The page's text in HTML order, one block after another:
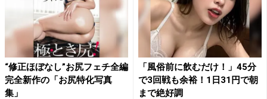
“修正ほぼなし”お尻フェチ全編
完全新作の「お尻特化写真
集」
「風俗前に飲むだけ！」45分
で3回戦も余裕！1日31円で朝
まで絶好調